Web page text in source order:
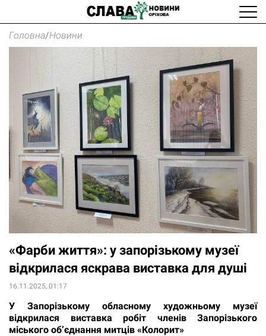
Головна/Новини
«Фарби життя»: у запорізькому музеї
відкрилася яскрава виставка для душі
16.11.2025, 01:17
У Запорізькому обласному художньому музеї
відкрилася виставка робіт членів Запорізького
міського об’єднання митців «Колорит»